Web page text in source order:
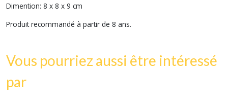
Dimention: 8 x 8 x 9 cm
Produit recommandé à partir de 8 ans.
Vous pourriez aussi être intéressé
par